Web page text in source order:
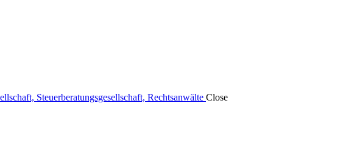
Steuerberatungsgesellschaft, Rechtsanwälte Close